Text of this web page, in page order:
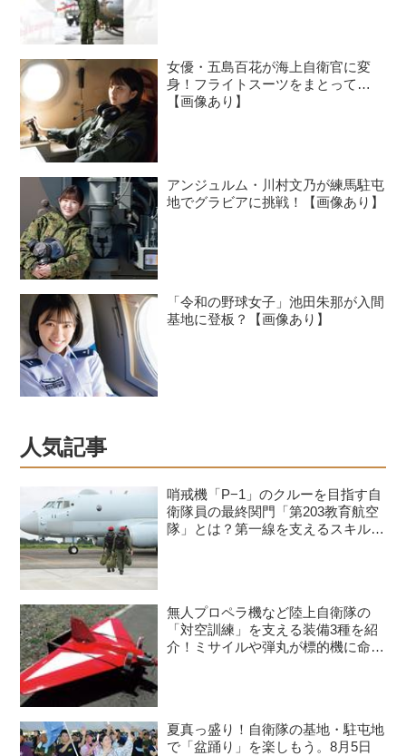
女優・五島百花が海上自衛官に変
身！フライトスーツをまとって…
【画像あり】
アンジュルム・川村文乃が練馬駐屯
地でグラビアに挑戦！【画像あり】
「令和の野球女子」池田朱那が入間
基地に登板？【画像あり】
人気記事
哨戒機「P−1」のクルーを目指す自
衛隊員の最終関門「第203教育航空
隊」とは？第一線を支えるスキルを
無人プロペラ機など陸上自衛隊の
「対空訓練」を支える装備3種を紹
介！ミサイルや弾丸が標的機に命中
夏真っ盛り！自衛隊の基地・駐屯地
で「盆踊り」を楽しもう。8月5日